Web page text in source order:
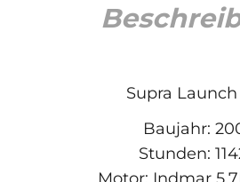
Supra Launch
Baujahr:
Stunden: